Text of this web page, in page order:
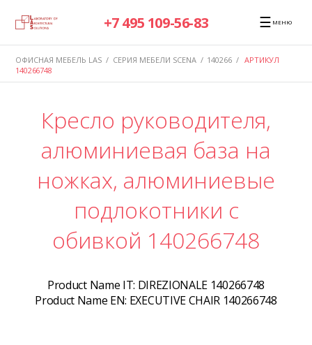
+7 495 109-56-83 ☰ МЕНЮ
ОФИСНАЯ МЕБЕЛЬ LAS / СЕРИЯ МЕБЕЛИ SCENA / 140266 / АРТИКУЛ
140266748
Кресло руководителя,
алюминиевая база на
ножках, алюминиевые
подлокотники с
обивкой 140266748
Product Name IT: DIREZIONALE 140266748
Product Name EN: EXECUTIVE CHAIR 140266748